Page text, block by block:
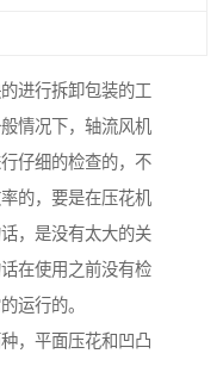
进行拆卸包装的工
情况下，轴流风机
仔细的检查的，不
的，要是在压花机
，是没有太大的关
在使用之前没有检
运行的。
，平面压花和凹凸